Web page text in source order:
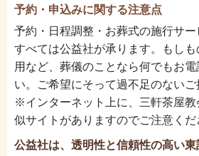
予約・申込みに関する注意点
予約・日程調整・お葬式の施行サ
すべては公益社が承ります。もし
用など、葬儀のことなら何でもお
い。ご希望にそって過不足のないご
※インターネット上に、三軒茶屋
似サイトがありますのでご注意くだ
公益社は、透明性と信頼性の高い